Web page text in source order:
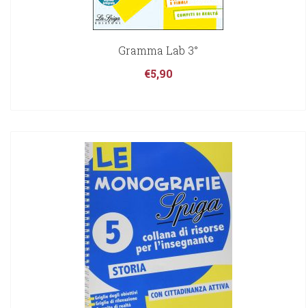
Gramma Lab 3°
€5,90